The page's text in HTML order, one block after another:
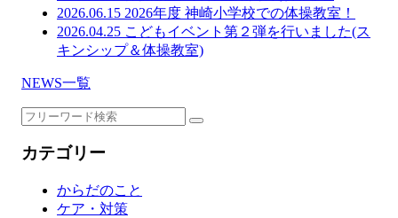
2026.06.15 2026年度 神崎小学校での体操教室！
2026.04.25 こどもイベント第２弾を行いました(ス
キンシップ＆体操教室)
NEWS一覧
カテゴリー
からだのこと
ケア・対策